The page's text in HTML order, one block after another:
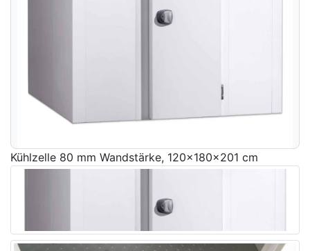
Kühlzelle 80 mm Wandstärke, 120x180x201 cm